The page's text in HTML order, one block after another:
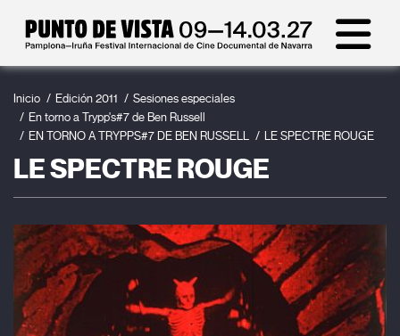
Inicio Edición 2011
Sesiones especiales
En torno a Trypp's#7 de Ben Russell
EN TORNO A TRYPPS#7 DE BEN RUSSELL
LE SPECTRE ROUGE
LE SPECTRE ROUGE